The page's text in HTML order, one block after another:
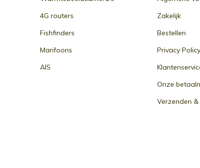
4G routers
Fishfinders
Marifoons
AIS
Zakelijk
Bestellen
Privacy Policy
Onze
Verzenden